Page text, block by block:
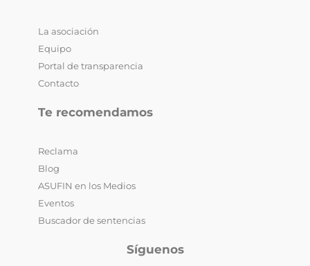
La asociación
Equipo
Portal de transparencia
Contacto
Te recomendamos
Reclama
Blog
ASUFIN en los Medios
Eventos
Buscador de sentencias
Síguenos